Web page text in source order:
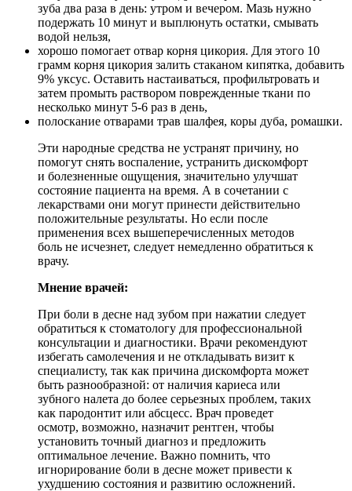
зуба два раза в день: утром и вечером. Мазь нужно
подержать 10 минут и выплюнуть остатки, смывать
водой нельзя,
хорошо помогает отвар корня цикория. Для этого 10
грамм корня цикория залить стаканом кипятка, добавить
9% уксус. Оставить настаиваться, профильтровать и
затем промыть раствором поврежденные ткани по
несколько минут 5-6 раз в день,
полоскание отварами трав шалфея, коры дуба, ромашки.
Эти народные средства не устранят причину, но
помогут снять воспаление, устранить дискомфорт
и болезненные ощущения, значительно улучшат
состояние пациента на время. А в сочетании с
лекарствами они могут принести действительно
положительные результаты. Но если после
применения всех вышеперечисленных методов
боль не исчезнет, ​​следует немедленно обратиться к
врачу.
Мнение врачей:
При боли в десне над зубом при нажатии следует
обратиться к стоматологу для профессиональной
консультации и диагностики. Врачи рекомендуют
избегать самолечения и не откладывать визит к
специалисту, так как причина дискомфорта может
быть разнообразной: от наличия кариеса или
зубного налета до более серьезных проблем, таких
как пародонтит или абсцесс. Врач проведет
осмотр, возможно, назначит рентген, чтобы
установить точный диагноз и предложить
оптимальное лечение. Важно помнить, что
игнорирование боли в десне может привести к
ухудшению состояния и развитию осложнений.